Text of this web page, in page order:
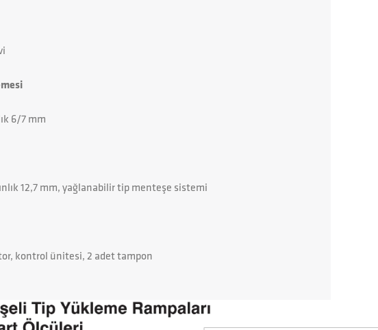
6/7 mm
12,7 mm, yağlanabilir tip menteşe sistemi
kontrol ünitesi, 2 adet tampon